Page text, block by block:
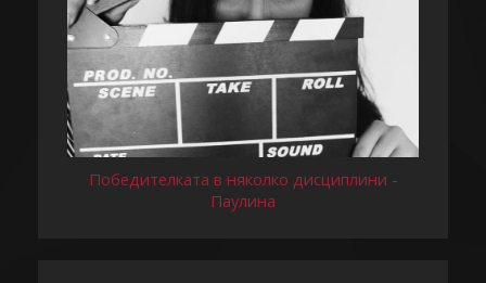
Победителката в няколко дисциплини -
Паулина